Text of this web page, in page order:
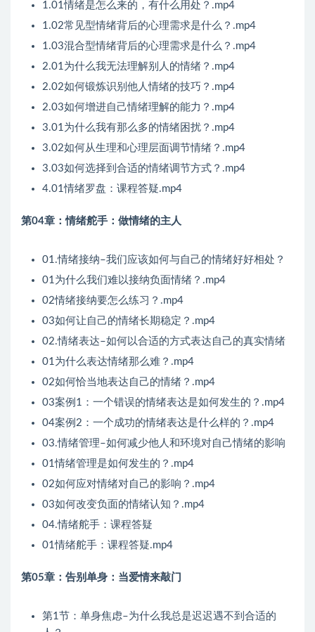
1.01情绪是怎么来的，有什么用处？.mp4
1.02常见型情绪背后的心理需求是什么？.mp4
1.03混合型情绪背后的心理需求是什么？.mp4
2.01为什么我无法理解别人的情绪？.mp4
2.02如何锻炼识别他人情绪的技巧？.mp4
2.03如何增进自己情绪理解的能力？.mp4
3.01为什么我有那么多的情绪困扰？.mp4
3.02如何从生理和心理层面调节情绪？.mp4
3.03如何选择到合适的情绪调节方式？.mp4
4.01情绪罗盘：课程答疑.mp4
第04章：情绪舵手：做情绪的主人
01.情绪接纳–我们应该如何与自己的情绪好好相处？
01为什么我们难以接纳负面情绪？.mp4
02情绪接纳要怎么练习？.mp4
03如何让自己的情绪长期稳定？.mp4
02.情绪表达–如何以合适的方式表达自己的真实情绪
01为什么表达情绪那么难？.mp4
02如何恰当地表达自己的情绪？.mp4
03案例1：一个错误的情绪表达是如何发生的？.mp4
04案例2：一个成功的情绪表达是什么样的？.mp4
03.情绪管理–如何减少他人和环境对自己情绪的影响
01情绪管理是如何发生的？.mp4
02如何应对情绪对自己的影响？.mp4
03如何改变负面的情绪认知？.mp4
04.情绪舵手：课程答疑
01情绪舵手：课程答疑.mp4
第05章：告别单身：当爱情来敲门
第1节：单身焦虑–为什么我总是迟迟遇不到合适的